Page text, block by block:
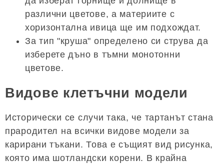
различни цветове, а материите с
хоризонтална ивица ще им подхождат.
За тип "круша" определено си струва да
изберете дъно в тъмни монотонни
цветове.
Видове клетъчни модели
Исторически се случи така, че тартанът стана
прародител на всички видове модели за
карирани тъкани. Това е същият вид рисунка,
която има шотландски корени. В крайна